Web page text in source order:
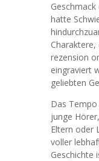
hatte
rezension
eingraviert
geliebten
Das
junge
Eltern oder
voller
Geschichte